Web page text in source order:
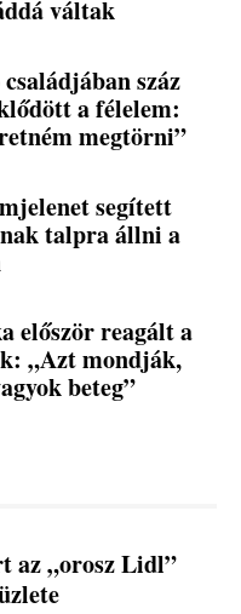
váltak
száz
a félelem:
megtörni”
segített
talpra állni a
először reagált a
„Azt mondják,
beteg”
az „orosz Lidl”